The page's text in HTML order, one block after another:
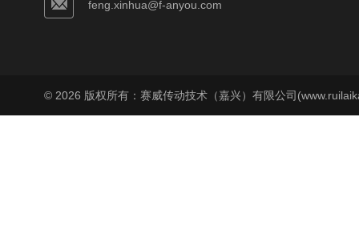
feng.xinhua@f-anyou.com
© 2026 版权所有：赛威传动技术（嘉兴）有限公司